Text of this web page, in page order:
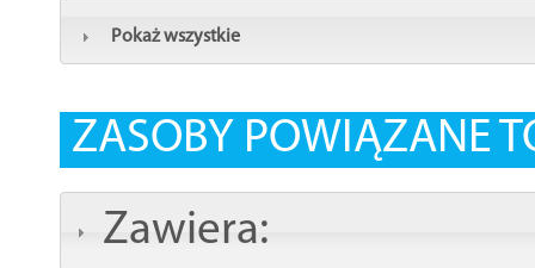
Pokaż wszystkie
ZASOBY POWIĄZANE
Zawiera: